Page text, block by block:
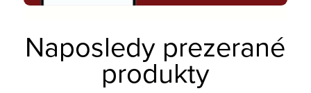
Naposledy prezerané
produkty